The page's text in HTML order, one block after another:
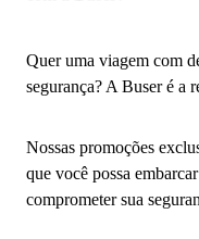
Quer uma viagem com
segurança? A Buser é a
Nossas promoções
que você possa
comprometer sua